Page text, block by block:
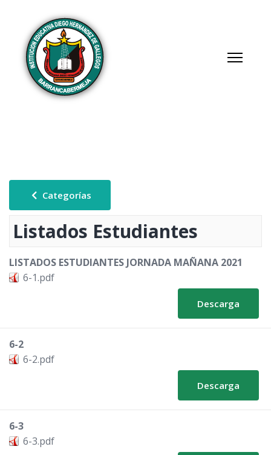
Categorías
Listados Estudiantes
LISTADOS ESTUDIANTES JORNADA MAÑANA 2021
6-1.pdf
Descarga
6-2
6-2.pdf
Descarga
6-3
6-3.pdf